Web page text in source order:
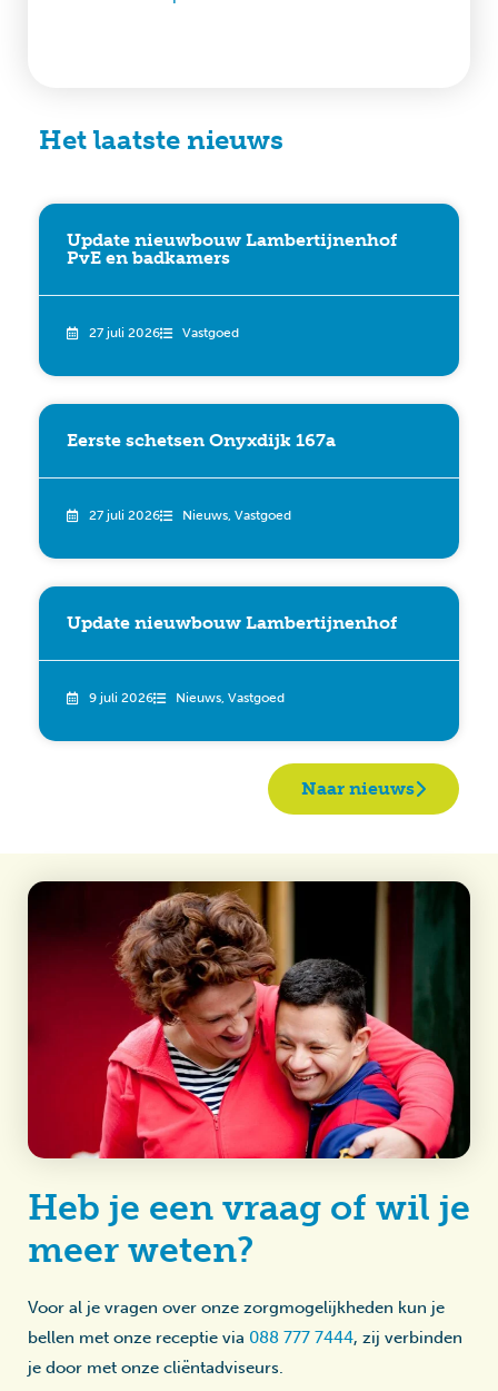
Het laatste nieuws
Update nieuwbouw Lambertijnenhof
PvE en badkamers
27 juli 2026 Vastgoed
Eerste schetsen Onyxdijk 167a
27 juli 2026 Nieuws, Vastgoed
Update nieuwbouw Lambertijnenhof
9 juli 2026 Nieuws, Vastgoed
Naar nieuws
Heb je een vraag of wil je
meer weten?
Voor al je vragen over onze zorgmogelijkheden kun je
bellen met onze receptie via 088 777 7444, zij verbinden
je door met onze cliëntadviseurs.